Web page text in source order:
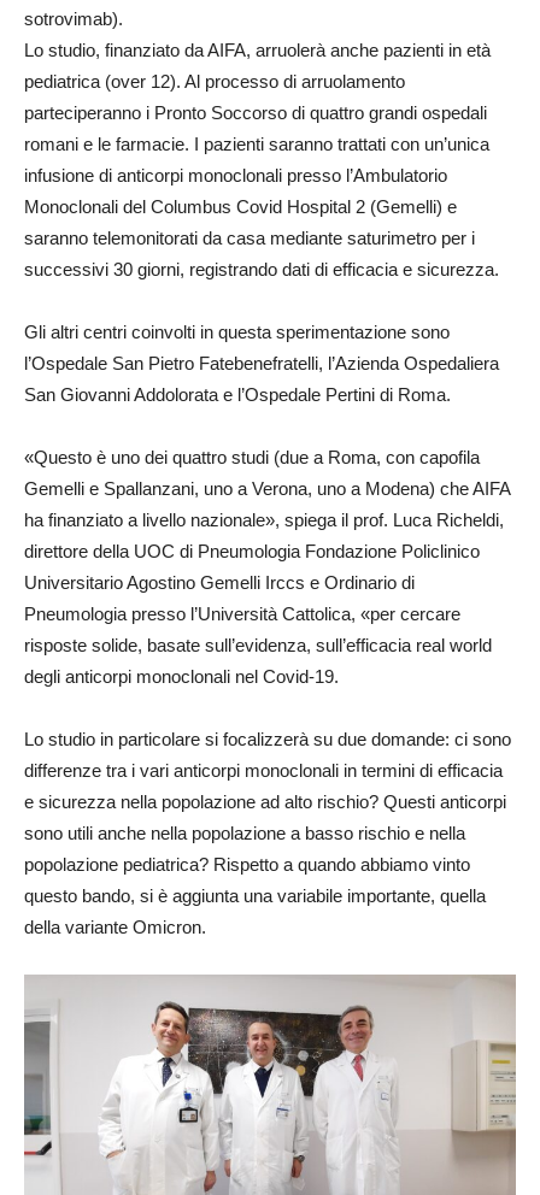
sotrovimab).
Lo studio, finanziato da AIFA, arruolerà anche pazienti in età
pediatrica (over 12). Al processo di arruolamento
parteciperanno i Pronto Soccorso di quattro grandi ospedali
romani e le farmacie. I pazienti saranno trattati con un’unica
infusione di anticorpi monoclonali presso l’Ambulatorio
Monoclonali del Columbus Covid Hospital 2 (Gemelli) e
saranno telemonitorati da casa mediante saturimetro per i
successivi 30 giorni, registrando dati di efficacia e sicurezza.
Gli altri centri coinvolti in questa sperimentazione sono
l’Ospedale San Pietro Fatebenefratelli, l’Azienda Ospedaliera
San Giovanni Addolorata e l’Ospedale Pertini di Roma.
«Questo è uno dei quattro studi (due a Roma, con capofila
Gemelli e Spallanzani, uno a Verona, uno a Modena) che AIFA
ha finanziato a livello nazionale», spiega il prof. Luca Richeldi,
direttore della UOC di Pneumologia Fondazione Policlinico
Universitario Agostino Gemelli Irccs e Ordinario di
Pneumologia presso l’Università Cattolica, «per cercare
risposte solide, basate sull’evidenza, sull’efficacia real world
degli anticorpi monoclonali nel Covid-19.
Lo studio in particolare si focalizzerà su due domande: ci sono
differenze tra i vari anticorpi monoclonali in termini di efficacia
e sicurezza nella popolazione ad alto rischio? Questi anticorpi
sono utili anche nella popolazione a basso rischio e nella
popolazione pediatrica? Rispetto a quando abbiamo vinto
questo bando, si è aggiunta una variabile importante, quella
della variante Omicron.